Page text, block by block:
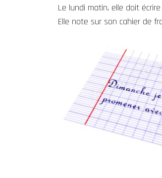
Le lundi matin, elle doit
Elle note sur son cahier de